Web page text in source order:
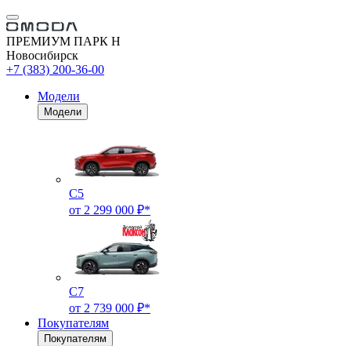
ПРЕМИУМ ПАРК Н
Новосибирск
+7 (383) 200-36-00
Модели
Модели
C5
от 2 299 000 ₽*
C7
от 2 739 000 ₽*
Покупателям
Покупателям